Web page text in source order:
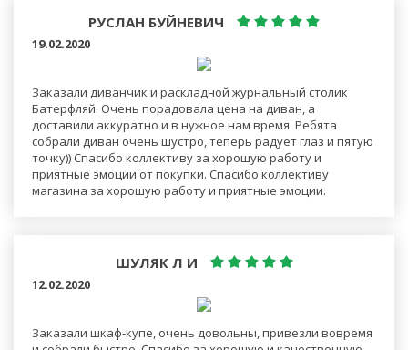
РУСЛАН БУЙНЕВИЧ
19.02.2020
Заказали диванчик и раскладной журнальный столик
Батерфляй. Очень порадовала цена на диван, а
доставили аккуратно и в нужное нам время. Ребята
собрали диван очень шустро, теперь радует глаз и пятую
точку)) Спасибо коллективу за хорошую работу и
приятные эмоции от покупки. Спасибо коллективу
магазина за хорошую работу и приятные эмоции.
ШУЛЯК Л И
12.02.2020
Заказали шкаф-купе, очень довольны, привезли вовремя